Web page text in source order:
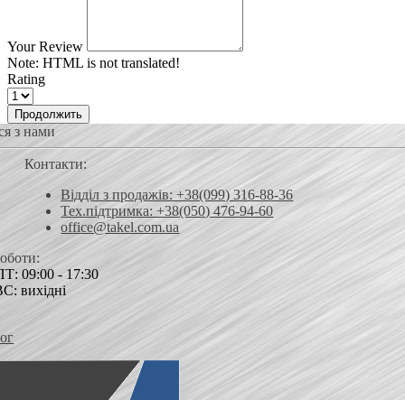
Your Review
Note: HTML is not translated!
Rating
Продолжить
з нами
Контакти:
Відділ з продажів: +38(099) 316-88-36
Тех.підтримка: +38(050) 476-94-60
office@takel.com.ua
09:00 - 17:30
вихідні